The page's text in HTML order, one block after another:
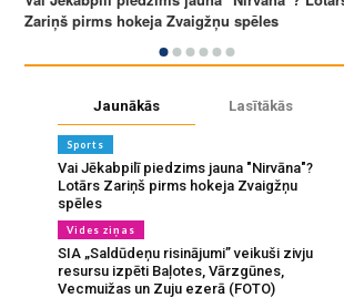
Jaunākās Lasītākās
Sports
Vai Jēkabpilī piedzims jauna "Nirvāna"?
Lotārs Zariņš pirms hokeja Zvaigžņu
spēles
Vides ziņas
SIA „Saldūdeņu risinājumi” veikuši zivju
resursu izpēti Baļotes, Vārzgūnes,
Vecmuižas un Zuju ezerā (FOTO)